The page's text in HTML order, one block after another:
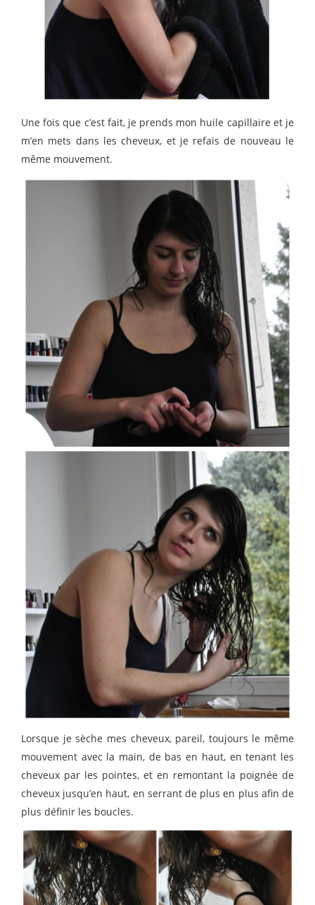
Une fois que c’est fait, je prends mon huile capillaire et je
m’en mets dans les cheveux, et je refais de nouveau le
même mouvement.
Lorsque je sèche mes cheveux, pareil, toujours le même
mouvement avec la main, de bas en haut, en tenant les
cheveux par les pointes, et en remontant la poignée de
cheveux jusqu’en haut, en serrant de plus en plus afin de
plus définir les boucles.